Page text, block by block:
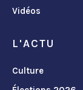
Vidéos
L'ACTU
Culture